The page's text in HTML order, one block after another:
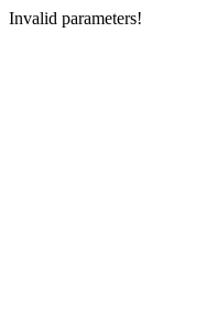
Invalid parameters!